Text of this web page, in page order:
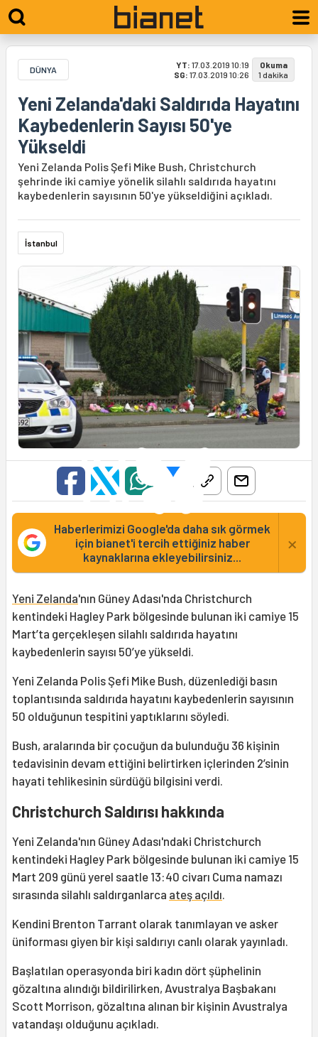
DÜNYA YT: 17.03.2019 10:19
SG: 17.03.2019 10:26
Okuma
1 dakika
Yeni Zelanda'daki Saldırıda Hayatını
Kaybedenlerin Sayısı 50'ye
Yükseldi
Yeni Zelanda Polis Şefi Mike Bush, Christchurch
şehrinde iki camiye yönelik silahlı saldırıda hayatını
kaybedenlerin sayısının 50'ye yükseldiğini açıkladı.
İstanbul
Haberlerimizi Google'da daha sık görmek
için bianet'i tercih ettiğiniz haber
kaynaklarına ekleyebilirsiniz...
×
Yeni Zelanda'nın Güney Adası'nda Christchurch
kentindeki Hagley Park bölgesinde bulunan iki camiye 15
Mart’ta gerçekleşen silahlı saldırıda hayatını
kaybedenlerin sayısı 50’ye yükseldi.
Yeni Zelanda Polis Şefi Mike Bush, düzenlediği basın
toplantısında saldırıda hayatını kaybedenlerin sayısının
50 olduğunun tespitini yaptıklarını söyledi.
Bush, aralarında bir çocuğun da bulunduğu 36 kişinin
tedavisinin devam ettiğini belirtirken içlerinden 2’sinin
hayati tehlikesinin sürdüğü bilgisini verdi.
Christchurch Saldırısı hakkında
Yeni Zelanda'nın Güney Adası'ndaki Christchurch
kentindeki Hagley Park bölgesinde bulunan iki camiye 15
Mart 209 günü yerel saatle 13:40 civarı Cuma namazı
sırasında silahlı saldırganlarca ateş açıldı.
Kendini Brenton Tarrant olarak tanımlayan ve asker
üniforması giyen bir kişi saldırıyı canlı olarak yayınladı.
Başlatılan operasyonda biri kadın dört şüphelinin
gözaltına alındığı bildirilirken, Avustralya Başbakanı
Scott Morrison, gözaltına alınan bir kişinin Avustralya
vatandaşı olduğunu açıkladı.